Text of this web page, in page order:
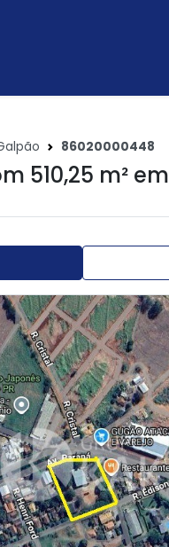
86020000448
510,25 m² em